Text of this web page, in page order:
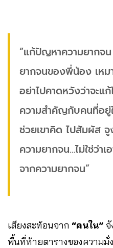
“แก้ปัญหาความยากจ
ยากจนของพี่น้อง เห
อย่าไปคาดหวังว่าจะแ
ความสำคัญกับคนที่อยู่
ช่วยเขาคิด ไปสัมผัส
ความยากจน…ไม่ใช่ว่าเ
จากความยากจน”
เสียงสะท้อนจาก “คนใน”
พื้นที่ท้ายตารางของความมั่